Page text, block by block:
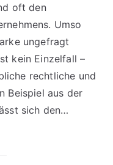
oft den
Umso
ungefragt
kein Einzelfall –
rechtliche und
Beispiel aus der
sich den…